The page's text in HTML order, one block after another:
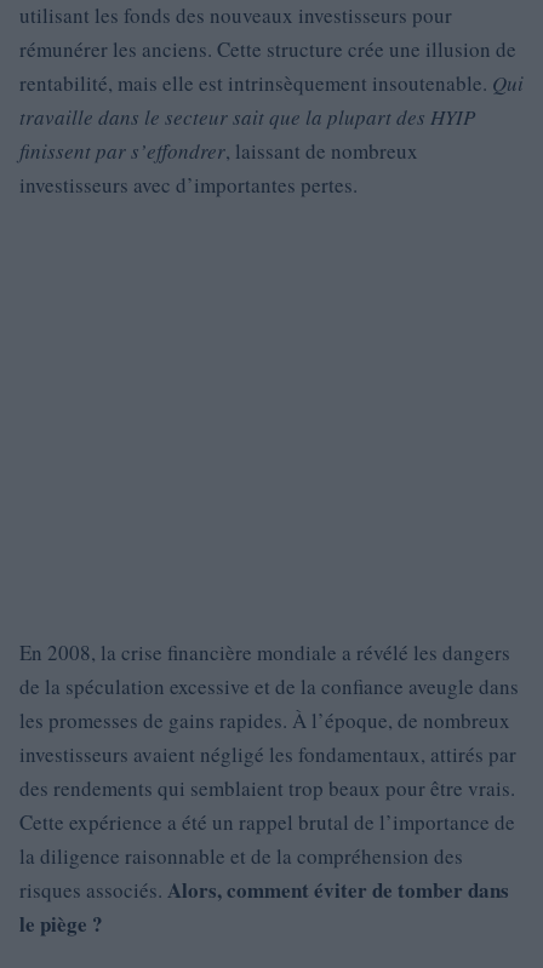
utilisant les fonds des nouveaux investisseurs pour
rémunérer les anciens. Cette structure crée une illusion de
rentabilité, mais elle est intrinsèquement insoutenable. Qui
travaille dans le secteur sait que la plupart des HYIP
finissent par s’effondrer, laissant de nombreux
investisseurs avec d’importantes pertes.
En 2008, la crise financière mondiale a révélé les dangers
de la spéculation excessive et de la confiance aveugle dans
les promesses de gains rapides. À l’époque, de nombreux
investisseurs avaient négligé les fondamentaux, attirés par
des rendements qui semblaient trop beaux pour être vrais.
Cette expérience a été un rappel brutal de l’importance de
la diligence raisonnable et de la compréhension des
risques associés. Alors, comment éviter de tomber dans
le piège ?